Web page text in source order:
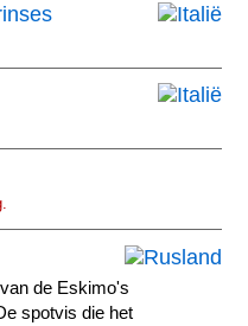
de Eskimo's
spotvis die het